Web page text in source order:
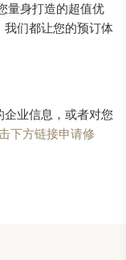
量身打造的超值优
们都让您的预订体
业信息，或者对您
下方链接申请修